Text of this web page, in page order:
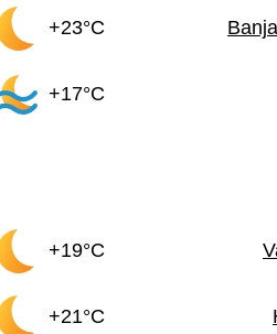
+23°C
+17°C
+19°C
+21°C